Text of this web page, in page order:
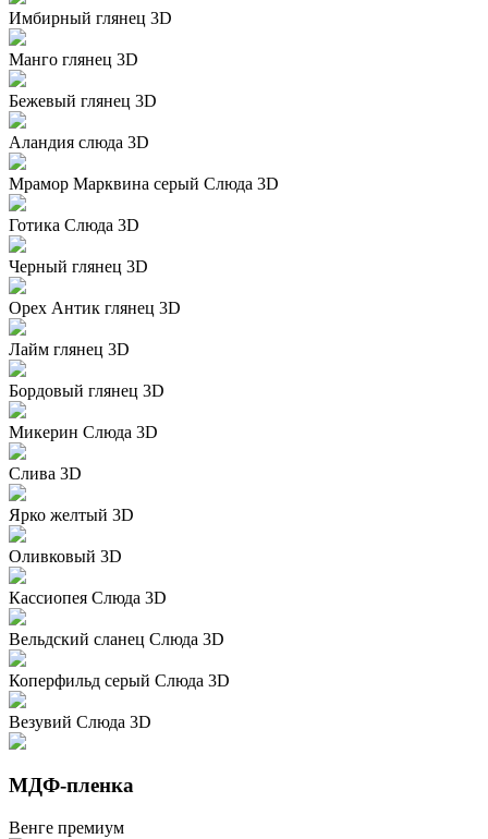
Имбирный глянец 3D
Манго глянец 3D
Бежевый глянец 3D
Аландия слюда 3D
Мрамор Марквина серый Слюда 3D
Готика Слюда 3D
Черный глянец 3D
Орех Антик глянец 3D
Лайм глянец 3D
Бордовый глянец 3D
Микерин Слюда 3D
Слива 3D
Ярко желтый 3D
Оливковый 3D
Кассиопея Слюда 3D
Вельдский сланец Слюда 3D
Коперфильд серый Слюда 3D
Везувий Слюда 3D
МДФ-пленка
Венге премиум